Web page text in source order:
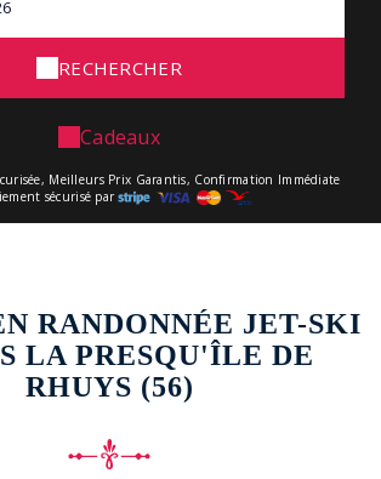
RECHERCHER
Cadeaux
Meilleurs Prix Garantis, Confirmation Immédiate
sécurisé par
RANDONNÉE JET-SKI
LA PRESQU'ÎLE DE
RHUYS (56)